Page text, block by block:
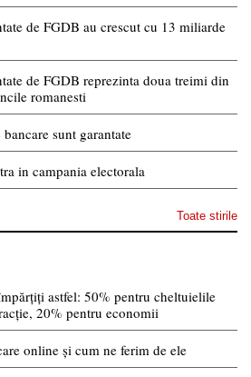
de FGDB au crescut cu 13 miliarde
de FGDB reprezinta doua treimi din
romanesti
sunt garantate
in campania electorala
Toate stirile
astfel: 50% pentru cheltuielile
20% pentru economii
online și cum ne ferim de ele